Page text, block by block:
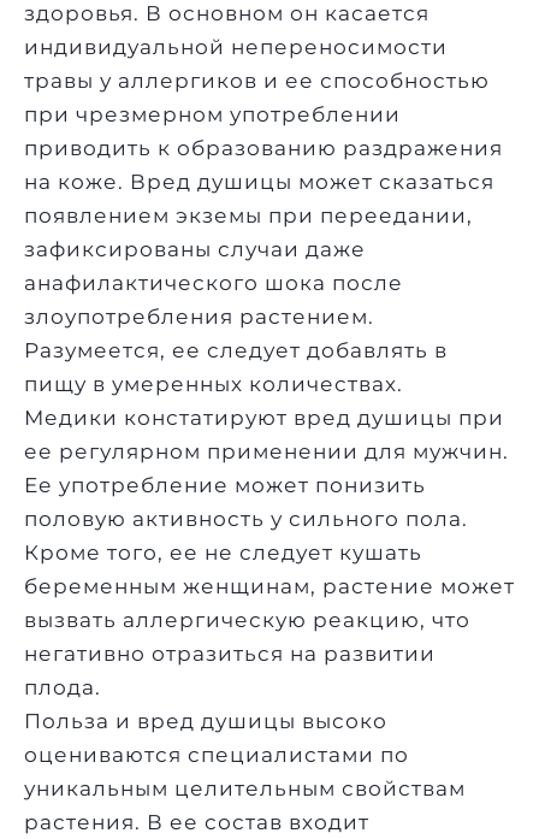
здоровья. В основном он касается
индивидуальной непереносимости
травы у аллергиков и ее способностью
при чрезмерном употреблении
приводить к образованию раздражения
на коже. Вред душицы может сказаться
появлением экземы при переедании,
зафиксированы случаи даже
анафилактического шока после
злоупотребления растением.
Разумеется, ее следует добавлять в
пищу в умеренных количествах.
Медики констатируют вред душицы при
ее регулярном применении для мужчин.
Ее употребление может понизить
половую активность у сильного пола.
Кроме того, ее не следует кушать
беременным женщинам, растение может
вызвать аллергическую реакцию, что
негативно отразиться на развитии
плода.
Польза и вред душицы высоко
оцениваются специалистами по
уникальным целительным свойствам
растения. В ее состав входит